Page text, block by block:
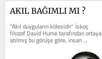
AKIL BAĞIMLI MI ?
"Akıl duyguların kölesidir" İskoç
filozof David Hume tarafından ortaya
atılmış bu görüşe göre, insan
eylemlerini ve...